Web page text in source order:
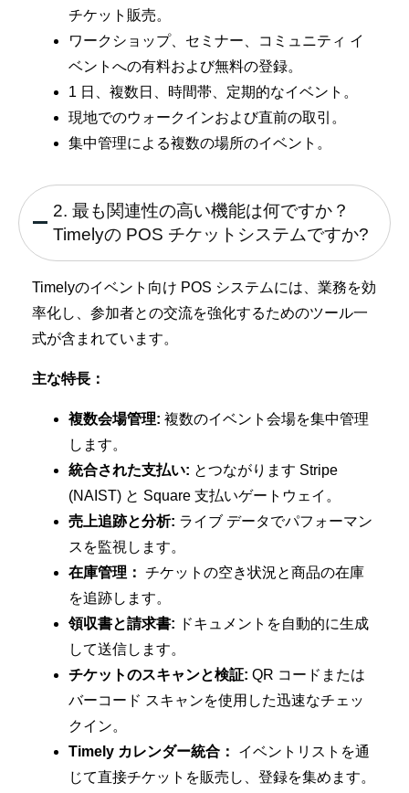
チケット販売。
ワークショップ、セミナー、コミュニティ イ
ベントへの有料および無料の登録。
1 日、複数日、時間帯、定期的なイベント。
現地でのウォークインおよび直前の取引。
集中管理による複数の場所のイベント。
2. 最も関連性の高い機能は何ですか？
Timelyの POS チケットシステムですか?
Timelyのイベント向け POS システムには、業務を効
率化し、参加者との交流を強化するためのツール一
式が含まれています。
主な特長：
複数会場管理: 複数のイベント会場を集中管理
します。
統合された支払い: とつながります Stripe
(NAIST) と Square 支払いゲートウェイ。
売上追跡と分析: ライブ データでパフォーマン
スを監視します。
在庫管理： チケットの空き状況と商品の在庫
を追跡します。
領収書と請求書: ドキュメントを自動的に生成
して送信します。
チケットのスキャンと検証: QR コードまたは
バーコード スキャンを使用した迅速なチェッ
クイン。
Timely カレンダー統合：
イベントリストを通
じて直接チケットを販売し、登録を集めます。